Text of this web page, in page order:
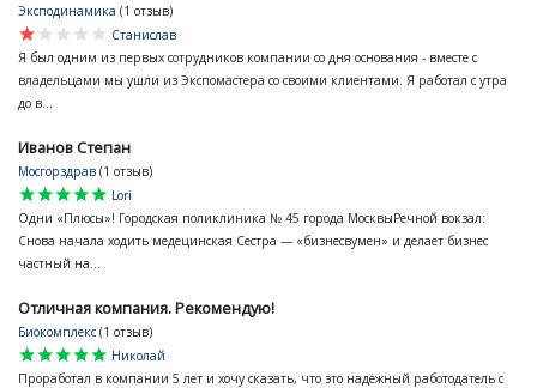
Эксподинамика (1 отзыв)
star
star
star
star
star
Станислав
Я был одним из первых сотрудников компании со дня основания - вместе с
владельцами мы ушли из Экспомастера со своими клиентами. Я работал с утра
до в...
Иванов Степан
Мосгорздрав (1 отзыв)
star
star
star
star
star
Lori
Одни «Плюсы»! Городская поликлиника № 45 города МосквыРечной вокзал:
Снова начала ходить медецинская Сестра — «бизнесвумен» и делает бизнес
частный на...
Отличная компания. Рекомендую!
Биокомплекс (1 отзыв)
star
star
star
star
star
Николай
Проработал в компании 5 лет и хочу сказать, что это надёжный работодатель с